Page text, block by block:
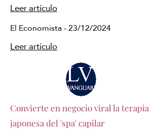
Leer artículo
El Economista - 23/12/2024
Leer artículo
Convierte en negocio viral la terapia
japonesa del 'spa' capilar